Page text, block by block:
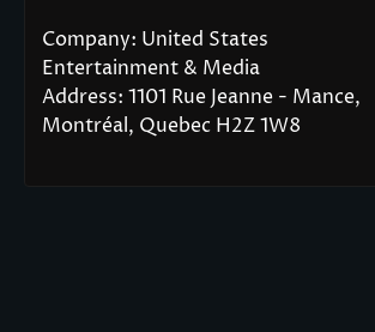
Company: United States
Entertainment & Media
Address: 1101 Rue Jeanne - Mance,
Montréal, Quebec H2Z 1W8